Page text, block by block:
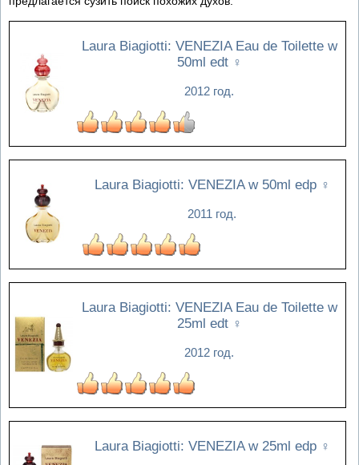
Laura Biagiotti: VENEZIA Eau de Toilette w
50ml edt ♀
2012 год.
Laura Biagiotti: VENEZIA w 50ml edp ♀
2011 год.
Laura Biagiotti: VENEZIA Eau de Toilette w
25ml edt ♀
2012 год.
Laura Biagiotti: VENEZIA w 25ml edp ♀